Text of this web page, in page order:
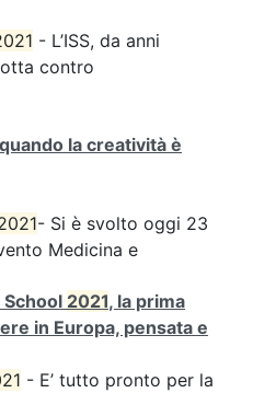
- L’ISS, da anni
contro
la creatività è
- Si è svolto oggi 23
Medicina e
School 2021, la prima
in Europa, pensata e
- E’ tutto pronto per la